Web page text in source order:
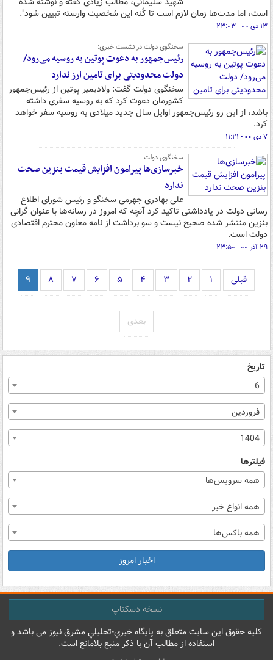
است، اما مدت‌­ها زمان لازم است تا کُنه این شخصیت وارسته تبیین شود".
۱۳ دی ۰۰ - ۲۳:۰۳
سخنگوی دولت در نشست خبری:
رئیس‌جمهور به دعوت پوتین به روسیه می‌رود/
دولت محدودیتی برای تامین ارز ندارد
سخنگوی دولت گفت: ولادیمیر پوتین از رئیس‌جمهور
کشورمان دعوت کرد که به روسیه سفری داشته
باشد، از این رو رئیس‌جمهور اوایل سال جدید میلادی به روسیه سفر خواهد
کرد.
۷ دی ۰۰ - ۱۱:۲۱
سخنگوی دولت:
خبرسازی‌ها پیرامون افزایش قیمت بنزین صحت
ندارد
علی بهادری جهرمی سخنگو و رئیس شورای اطلاع
رسانی دولت در یادداشتی تاکید کرد آنچه که امروز در رسانه‌ها با عنوان گرانی
بنزین منتشر شده صحیح نیست و سو برداشت از نامه معاون محترم اقتصادی
دولت است.
۲۹ آذر ۰۰ - ۲۳:۵۰
قبلی ۱ ۲ ۳ ۴ ۵ ۶ ۷ ۸ ۹
بعدی
تاریخ
6
فروردین
1404
فیلترها
همه سرویس‌ها
همه انواع خبر
همه باکس‌ها
اخبار امروز
نسخه دسکتاپ
کليه حقوق اين سايت متعلق به پایگاه خبري-تحليلي مشرق نيوز می باشد و
استفاده از مطالب آن با ذکر منبع بلامانع است.